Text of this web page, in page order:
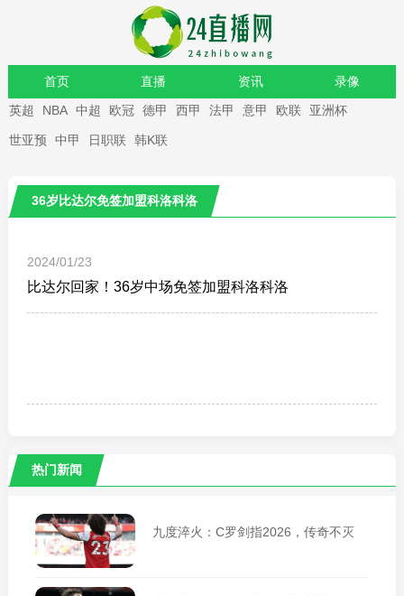
首页 直播 资讯 录像
重要赛事
英超 NBA 中超 欧冠 德甲 西甲 法甲 意甲 欧联 亚洲杯
世亚预 中甲 日职联 韩K联
36岁比达尔免签加盟科洛科洛
2024/01/23
比达尔回家！36岁中场免签加盟科洛科洛
热门新闻
九度淬火：C罗剑指2026，传奇不灭